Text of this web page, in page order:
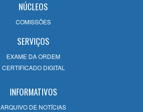
NÚCLEOS
COMISSÕES
SERVIÇOS
EXAME DA ORDEM
CERTIFICADO DIGITAL
INFORMATIVOS
ARQUIVO DE NOTÍCIAS